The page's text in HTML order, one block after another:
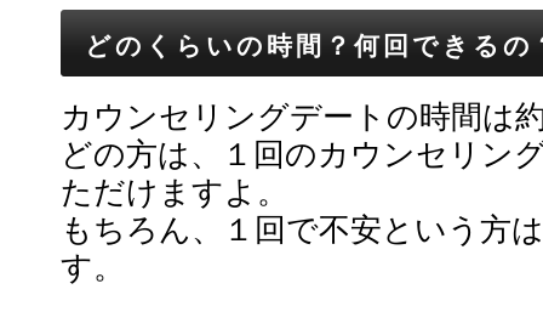
どのくらいの時間？何回できるの
カウンセリングデートの時間は
どの方は、１回のカウンセリン
ただけますよ。
もちろん、１回で不安という方
す。